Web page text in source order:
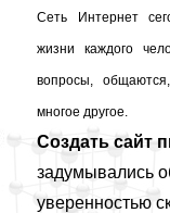
Сеть Интернет
жизни каждого
вопросы,
многое другое.
Создать сайт
задумывались
уверенностью